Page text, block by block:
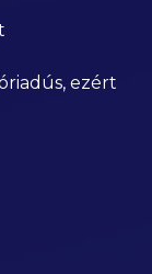
ezért